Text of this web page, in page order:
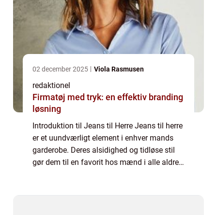
02 december 2025 Viola Rasmusen
redaktionel
Firmatøj med tryk: en effektiv branding
løsning
Introduktion til Jeans til Herre Jeans til herre
er et uundværligt element i enhver mands
garderobe. Deres alsidighed og tidløse stil
gør dem til en favorit hos mænd i alle aldre.